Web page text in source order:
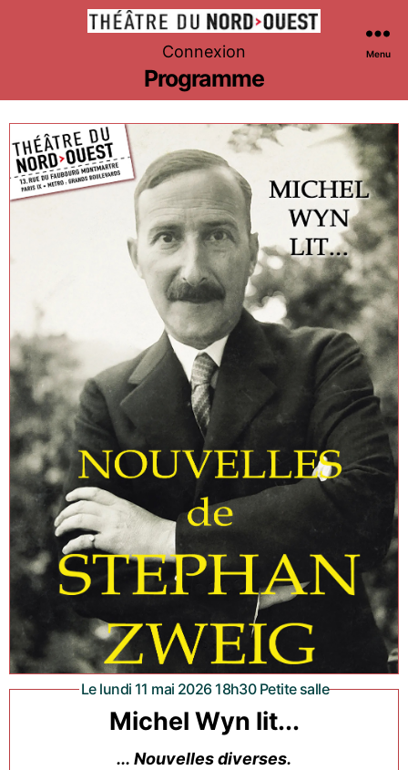
Théâtre
du
Nord-
Ouest
Connexion Menu
Programme
Le lundi 11 mai 2026 18h30 Petite salle
Michel Wyn lit...
... Nouvelles diverses.